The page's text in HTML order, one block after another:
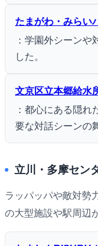
たまがわ・みらい
：学園外シーンや
した。
文京区立本郷給水
：都心にある隠
要な対話シーンの
立川・多摩セン
ラッパッパや敵対勢
の大型施設や駅周辺